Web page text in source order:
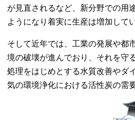
が見直されるなど、新分野での用
ようになり着実に生産は増加して
そして近年では、工業の発展や都
境の破壊が進んでおり、それを守
処理をはじめとする水質改善やダ
気の環境浄化における活性炭の需